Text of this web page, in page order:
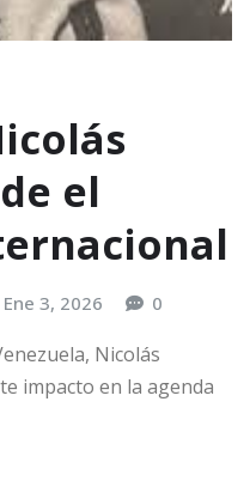
el
Ene 3, 2026 0
Nicolás
impacto en la agenda